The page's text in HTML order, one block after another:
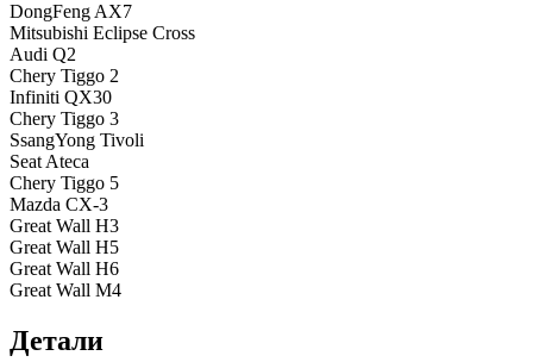
DongFeng AX7
Mitsubishi Eclipse Cross
Audi Q2
Chery Tiggo 2
Infiniti QX30
Chery Tiggo 3
SsangYong Tivoli
Seat Ateca
Chery Tiggo 5
Mazda CX-3
Great Wall H3
Great Wall H5
Great Wall H6
Great Wall M4
Детали